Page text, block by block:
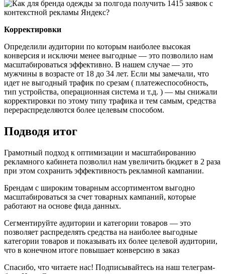
Корректировки
Определили аудитории по которым наиболее высокая
конверсия и исключи менее выгодные — это позволило нам
масштабироваться эффективно. В нашем случае — это
мужчины в возрасте от 18 до 34 лет. Если мы замечали, что
идет не выгодный трафик по срезам ( платежеспособность,
тип устройства, операционная система и т.д. ) — мы снижали
корректировки по этому типу трафика и тем самым, средства
перераспределяются более целевым способом.
Подводя итог
Грамотный подход к оптимизации и масштабированию
рекламного кабинета позволил нам увеличить бюджет в 2 раза
при этом сохранить эффективность рекламной кампании.
Брендам с широким товарным ассортиментом выгодно
масштабироваться за счет товарных кампаний, которые
работают на основе фида данных.
Сегментируйте аудитории и категории товаров — это
позволяет распределять средства на наиболее выгодные
категории товаров и показывать их более целевой аудитории,
что в конечном итоге повышает конверсию в заказ
Спасибо, что читаете нас! Подписывайтесь на наш телеграм-